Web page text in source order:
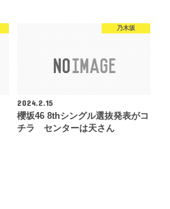
乃木坂
2024.2.15
櫻坂46 8thシングル選抜発表がコ
チラ センターは天さん